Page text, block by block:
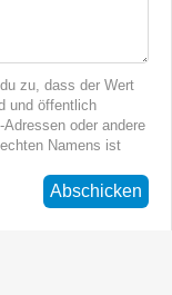
zu, dass der Wert
und öffentlich
oder andere
Namens ist
Abschicken